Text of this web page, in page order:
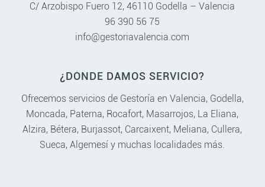
C/ Arzobispo Fuero 12, 46110 Godella – Valencia
96 390 56 75
info@gestoriavalencia.com
¿DÓNDE DAMOS SERVICIO?
Ofrecemos servicios de Gestoría en Valencia, Godella,
Moncada, Paterna, Rocafort, Masarrojos, La Eliana,
Alzira, Bétera, Burjassot, Carcaixent, Meliana, Cullera,
Sueca,Algemesí y muchas localidades más.